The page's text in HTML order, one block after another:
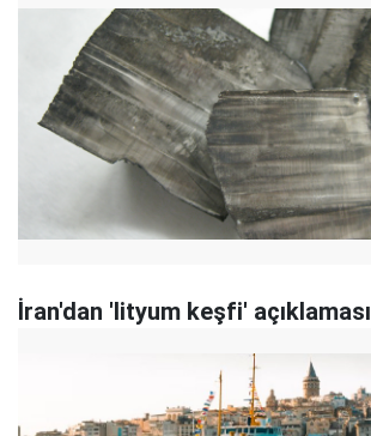
İran'dan 'lityum keşfi' açıklaması